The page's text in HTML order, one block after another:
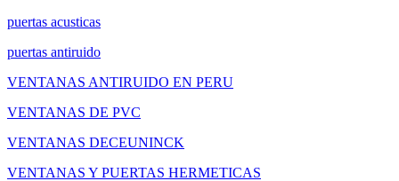
puertas acusticas
puertas antiruido
VENTANAS ANTIRUIDO EN PERU
VENTANAS DE PVC
VENTANAS DECEUNINCK
VENTANAS Y PUERTAS HERMETICAS